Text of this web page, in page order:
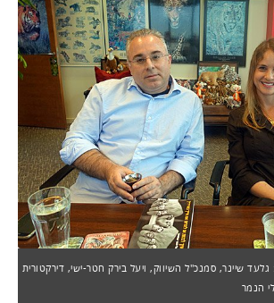
שיינר, סמנכ"ל השיווק, ויעל בירק חטר-ישי, דירקטורית
הנמר